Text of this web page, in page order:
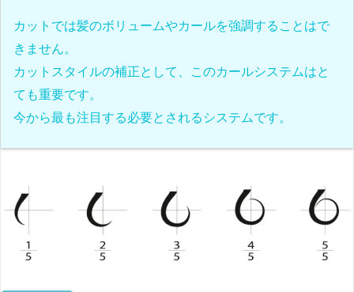
カットでは髪のボリュームやカールを強調することはで
きません。
カットスタイルの補正として、このカールシステムはと
ても重要です。
今から最も注目する必要とされるシステムです。